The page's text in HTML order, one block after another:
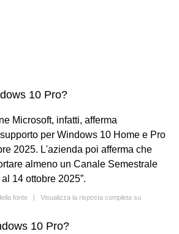
10 Pro?
Microsoft, infatti, afferma
per Windows 10 Home e Pro
2025. L'azienda poi afferma che
almeno un Canale Semestrale
14 ottobre 2025”.
fonte | Visualizza la risposta completa su
10 Pro?